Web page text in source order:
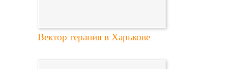
Вектор терапия в Харькове